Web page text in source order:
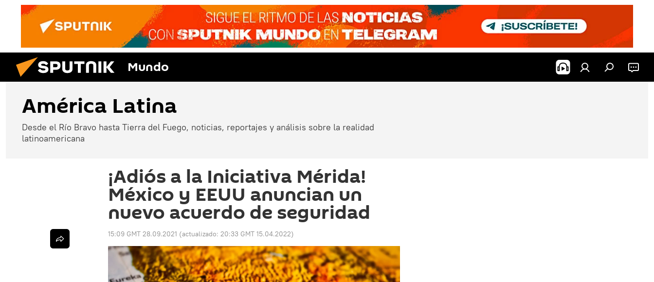
Mundo
América Latina
Desde el Río Bravo hasta Tierra del Fuego, noticias, reportajes y análisis sobre la realidad
latinoamericana
¡Adiós a la Iniciativa Mérida!
México y EEUU anuncian un
nuevo acuerdo de seguridad
15:09 GMT 28.09.2021 (actualizado: 20:33 GMT 15.04.2022)